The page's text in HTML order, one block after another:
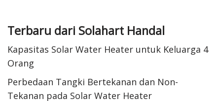
Terbaru dari Solahart Handal
Kapasitas Solar Water Heater untuk Keluarga 4
Orang
Perbedaan Tangki Bertekanan dan Non-
Tekanan pada Solar Water Heater